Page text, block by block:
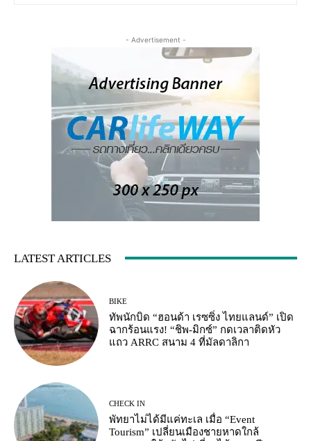
- Advertisement -
LATEST ARTICLES
BIKE
ทัพนักบิด “ฮอนด้า เรซซิ่ง ไทยแลนด์” เปิด
ฉากร้อนแรง! “ชิพ-มิกซ์” กดเวลาติดหัว
แถว ARRC สนาม 4 ที่มัลดาลิกา
CHECK IN
พัทยาไม่ได้มีแค่ทะเล เมื่อ “Event
Tourism” เปลี่ยนเมืองชายหาดใกล้